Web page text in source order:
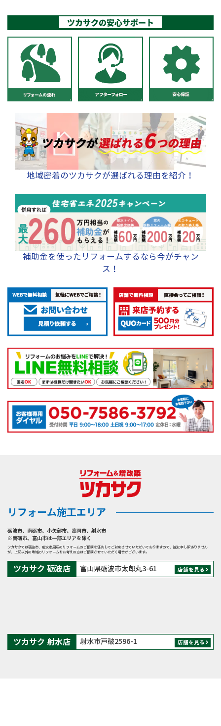
ツカサクの安心サポート
地域密着のツカサクが選ばれる理由を紹介！
補助金を使ったリフォームするなら今がチャン
ス！
リフォーム施工エリア
砺波市、 南砺市、 小矢部市、 高岡市、 射水市
※南砺市、富山市は一部エリアを除く
ツカサクでは砺波市、射水市周辺のリフォームのご相談を優先してご対応させていただいておりますので、誠に申し訳ありません
が、上記以外の地域のリフォームをお考えの方はご相談させていただく場合がございます。
ツカサク 砺波店 富山県砺波市太郎丸3-61 店舗を見る
ツカサク 射水店 射水市戸破2596-1 店舗を見る